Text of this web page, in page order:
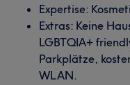
Expertise:
Extras: Keine
LGBTQIA+
Parkplätze,
WLAN.